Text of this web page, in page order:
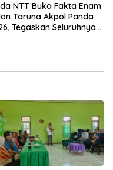
NTT Buka Fakta Enam
Taruna Akpol Panda
Tegaskan Seluruhnya